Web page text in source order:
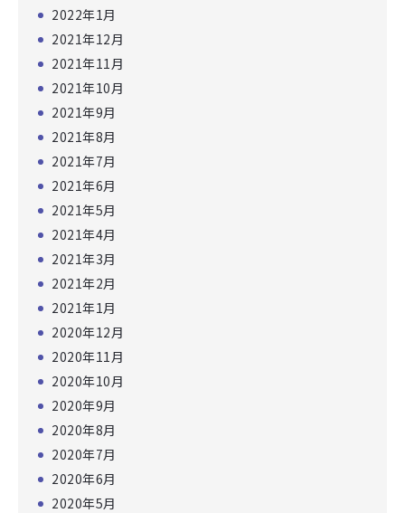
2022年1月
2021年12月
2021年11月
2021年10月
2021年9月
2021年8月
2021年7月
2021年6月
2021年5月
2021年4月
2021年3月
2021年2月
2021年1月
2020年12月
2020年11月
2020年10月
2020年9月
2020年8月
2020年7月
2020年6月
2020年5月